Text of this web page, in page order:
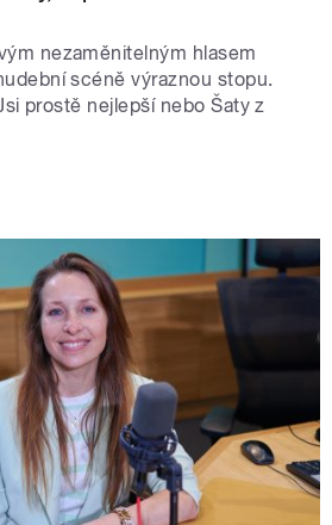
nezaměnitelným hlasem
scéně výraznou stopu.
prostě nejlepší nebo Šaty z